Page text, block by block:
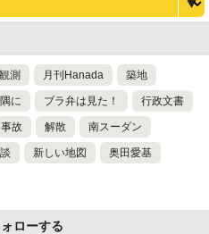
測 月刊Hanada 築地
に ブラ弁は見た！ 行政文書
事故 解散 南スーダン
新しい地図 奥田愛基
ローする